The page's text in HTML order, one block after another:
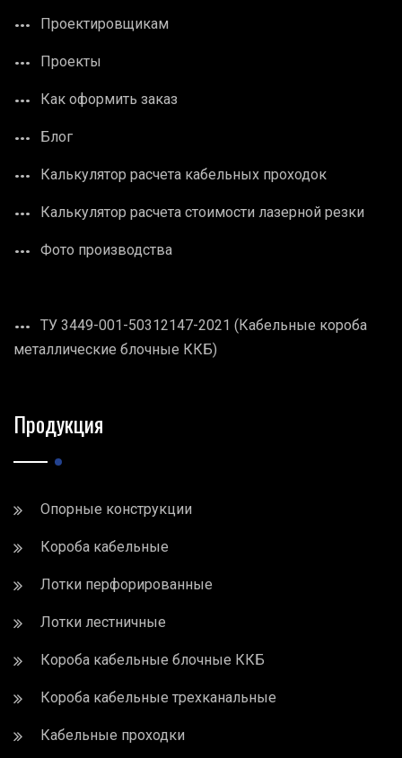
Проектировщикам
Проекты
Как оформить заказ
Блог
Калькулятор расчета кабельных проходок
Калькулятор расчета стоимости лазерной резки
Фото производства
ТУ 3449-001-50312147-2021 (Кабельные короба
металлические блочные ККБ)
Продукция
Опорные конструкции
Короба кабельные
Лотки перфорированные
Лотки лестничные
Короба кабельные блочные ККБ
Короба кабельные трехканальные
Кабельные проходки